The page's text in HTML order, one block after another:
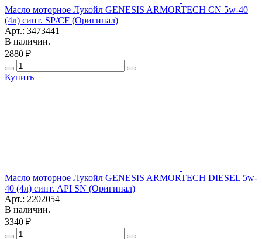
Масло моторное Лукойл GENESIS ARMORTECH CN 5w-40
(4л) синт. SP/CF (Оригинал)
Арт.: 3473441
В наличии.
2880 ₽
Купить
Масло моторное Лукойл GENESIS ARMORTECH DIESEL 5w-
40 (4л) синт. API SN (Оригинал)
Арт.: 2202054
В наличии.
3340 ₽